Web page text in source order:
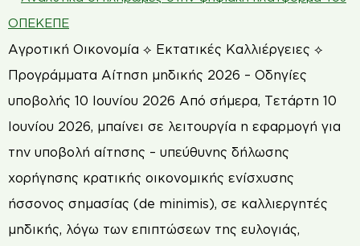
Αγροτική Οικονομία ⟡ Εκτατικές Καλλιέργειες ⟡
Προγράμματα Αίτηση μηδικής 2026 – Οδηγίες
υποβολής 10 Ιουνίου 2026 Από σήμερα, Τετάρτη 10
Ιουνίου 2026, μπαίνει σε λειτουργία η εφαρμογή για
την υποβολή αίτησης – υπεύθυνης δήλωσης
χορήγησης κρατικής οικονομικής ενίσχυσης
ήσσονος σημασίας (de minimis), σε καλλιεργητές
μηδικής, λόγω των επιπτώσεων της ευλογιάς,